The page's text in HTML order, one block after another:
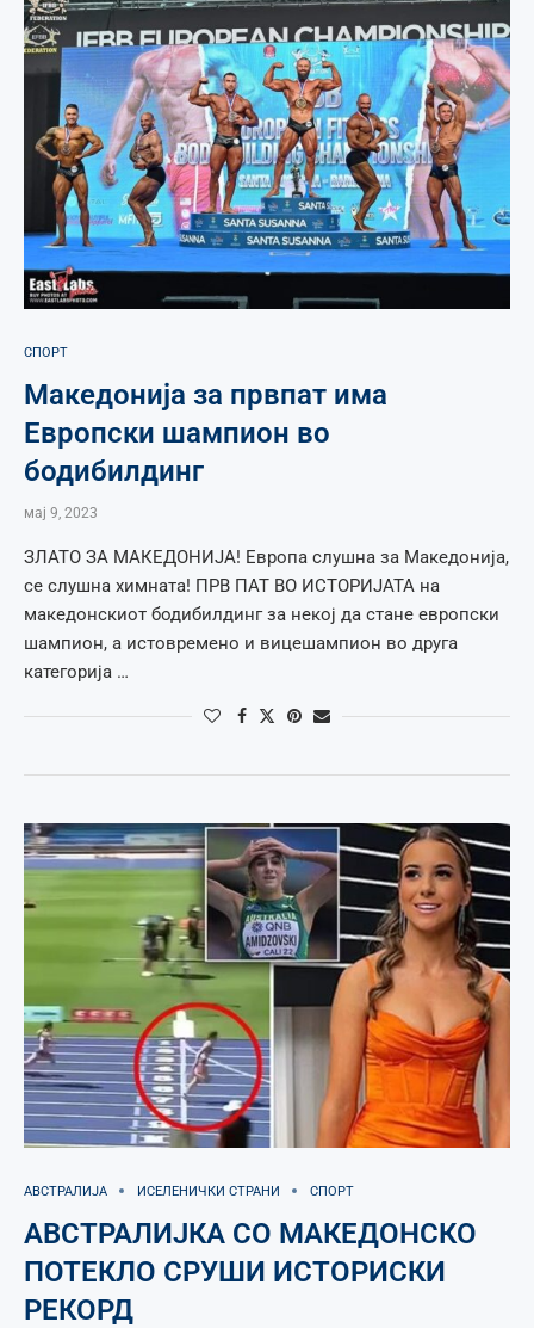
СПОРТ
Македонија за првпат има
Европски шампион во
бодибилдинг
мај 9, 2023
ЗЛАТО ЗА МАКЕДОНИЈА! Европа слушна за Македонија,
се слушна химната! ПРВ ПАТ ВО ИСТОРИЈАТА на
македонскиот бодибилдинг за некој да стане европски
шампион, а истовремено и вицешампион во друга
категорија …
АВСТРАЛИЈА ИСЕЛЕНИЧКИ СТРАНИ СПОРТ
АВСТРАЛИЈКА СО МАКЕДОНСКО
ПОТЕКЛО СРУШИ ИСТОРИСКИ
РЕКОРД